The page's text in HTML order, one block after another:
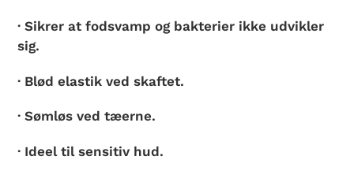
· Sikrer at fodsvamp og bakterier ikke udvikler
sig.
· Blød elastik ved skaftet.
· Sømløs ved tæerne.
· Ideel til sensitiv hud.